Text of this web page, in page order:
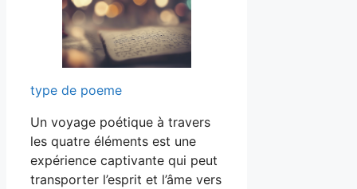
type de poeme
Un voyage poétique à travers
les quatre éléments est une
expérience captivante qui peut
transporter l’esprit et l’âme vers